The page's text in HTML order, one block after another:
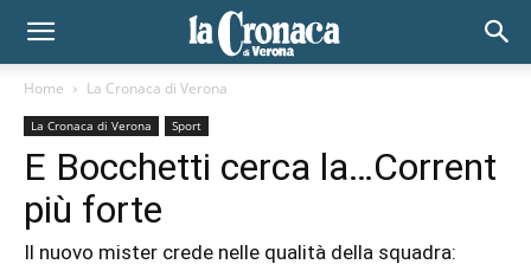
Home La Cronaca di Verona
La Cronaca di Verona Sport
E Bocchetti cerca la…Corrent
più forte
Il nuovo mister crede nelle qualità della squadra: